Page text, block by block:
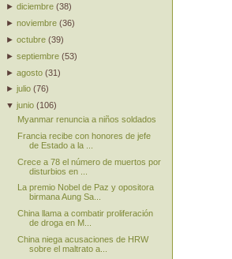
►diciembre (38)
►noviembre (36)
►octubre (39)
►septiembre (53)
►agosto (31)
►julio (76)
▼junio (106)
Myanmar renuncia a niños soldados
Francia recibe con honores de jefe
de Estado a la ...
Crece a 78 el número de muertos por
disturbios en ...
La premio Nobel de Paz y opositora
birmana Aung Sa...
China llama a combatir proliferación
de droga en M...
China niega acusaciones de HRW
sobre el maltrato a...